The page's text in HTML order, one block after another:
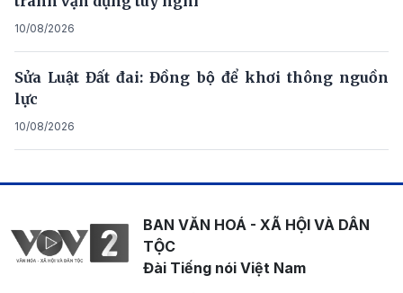
10/08/2026
Sửa Luật Đất đai: Đồng bộ để khơi thông nguồn
lực
10/08/2026
BAN VĂN HOÁ - XÃ HỘI VÀ DÂN
TỘC
Đài Tiếng nói Việt Nam